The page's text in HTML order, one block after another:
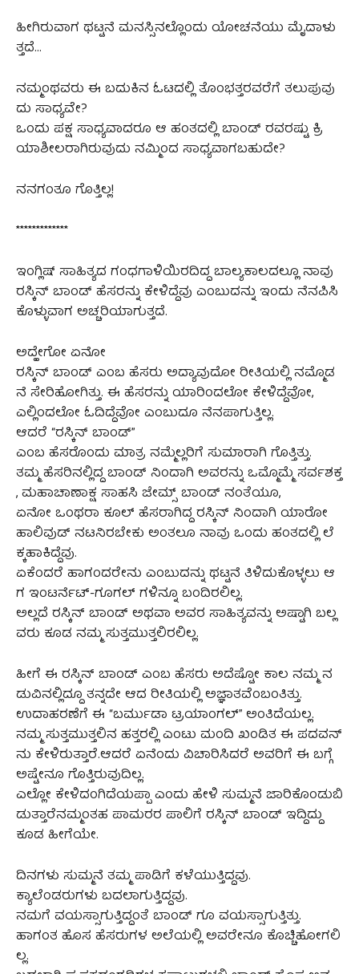
ಹೀಗಿರುವಾಗ ಥಟ್ಟನೆ ಮನಸ್ಸಿನಲ್ಲೊಂದು ಯೋಚನೆಯು ಮೈದಾಳು
ತ್ತದೆ…
ನಮ್ಮಂಥವರು ಈ ಬದುಕಿನ ಓಟದಲ್ಲಿ ತೊಂಭತ್ತರವರೆಗೆ ತಲುಪುವು
ದು ಸಾಧ್ಯವೇ?
ಒಂದು ಪಕ್ಷ ಸಾಧ್ಯವಾದರೂ ಆ ಹಂತದಲ್ಲಿ ಬಾಂಡ್ ರವರಷ್ಟು ಕ್ರಿ
ಯಾಶೀಲರಾಗಿರುವುದು ನಮ್ಮಿಂದ ಸಾಧ್ಯವಾಗಬಹುದೇ?
ನನಗಂತೂ ಗೊತ್ತಿಲ್ಲ!
*************
ಇಂಗ್ಲಿಷ್ ಸಾಹಿತ್ಯದ ಗಂಧಗಾಳಿಯಿರದಿದ್ದ ಬಾಲ್ಯಕಾಲದಲ್ಲೂ ನಾವು
ರಸ್ಕಿನ್ ಬಾಂಡ್ ಹೆಸರನ್ನು ಕೇಳಿದ್ದೆವು ಎಂಬುದನ್ನು ಇಂದು ನೆನಪಿಸಿ
ಕೊಳ್ಳುವಾಗ ಅಚ್ಚರಿಯಾಗುತ್ತದೆ.
ಅದ್ಹೇಗೋ ಏನೋ
ರಸ್ಕಿನ್ ಬಾಂಡ್ ಎಂಬ ಹೆಸರು ಅದ್ಯಾವುದೋ ರೀತಿಯಲ್ಲಿ ನಮ್ಮೊಡ
ನೆ ಸೇರಿಹೋಗಿತ್ತು. ಈ ಹೆಸರನ್ನು ಯಾರಿಂದಲೋ ಕೇಳಿದ್ದೆವೋ,
ಎಲ್ಲಿಂದಲೋ ಓದಿದ್ದೆವೋ ಎಂಬುದೂ ನೆನಪಾಗುತ್ತಿಲ್ಲ.
ಆದರೆ “ರಸ್ಕಿನ್ ಬಾಂಡ್”
ಎಂಬ ಹೆಸರೊಂದು ಮಾತ್ರ ನಮ್ಮೆಲ್ಲರಿಗೆ ಸುಮಾರಾಗಿ ಗೊತ್ತಿತ್ತು.
ತಮ್ಮ ಹೆಸರಿನಲ್ಲಿದ್ದ ಬಾಂಡ್ ನಿಂದಾಗಿ ಅವರನ್ನು ಒಮ್ಮೊಮ್ಮೆ ಸರ್ವಶಕ್ತ
, ಮಹಾಚಾಣಾಕ್ಷ ಸಾಹಸಿ ಜೇಮ್ಸ್ ಬಾಂಡ್ ನಂತೆಯೂ,
ಏನೋ ಒಂಥರಾ ಕೂಲ್ ಹೆಸರಾಗಿದ್ದ ರಸ್ಕಿನ್ ನಿಂದಾಗಿ ಯಾರೋ
ಹಾಲಿವುಡ್ ನಟನಿರಬೇಕು ಅಂತಲೂ ನಾವು ಒಂದು ಹಂತದಲ್ಲಿ ಲೆ
ಕ್ಕಹಾಕಿದ್ದೆವು.
ಏಕೆಂದರೆ ಹಾಗಂದರೇನು ಎಂಬುದನ್ನು ಥಟ್ಟನೆ ತಿಳಿದುಕೊಳ್ಳಲು ಆ
ಗ ಇಂಟರ್ನೆಟ್-ಗೂಗಲ್ ಗಳಿನ್ನೂ ಬಂದಿರಲಿಲ್ಲ.
ಅಲ್ಲದೆ ರಸ್ಕಿನ್ ಬಾಂಡ್ ಅಥವಾ ಅವರ ಸಾಹಿತ್ಯವನ್ನು ಅಷ್ಟಾಗಿ ಬಲ್ಲ
ವರು ಕೂಡ ನಮ್ಮ ಸುತ್ತಮುತ್ತಲಿರಲಿಲ್ಲ.
ಹೀಗೆ ಈ ರಸ್ಕಿನ್ ಬಾಂಡ್ ಎಂಬ ಹೆಸರು ಅದೆಷ್ಟೋ ಕಾಲ ನಮ್ಮ ನ
ಡುವಿನಲ್ಲಿದ್ದೂ ತನ್ನದೇ ಆದ ರೀತಿಯಲ್ಲಿ ಅಜ್ಞಾತವೆಂಬಂತಿತ್ತು.
ಉದಾಹರಣೆಗೆ ಈ “ಬರ್ಮುಡಾ ಟ್ರಯಾಂಗಲ್” ಅಂತಿದೆಯಲ್ಲ.
ನಮ್ಮ ಸುತ್ತಮುತ್ತಲಿನ ಹತ್ತರಲ್ಲಿ ಎಂಟು ಮಂದಿ ಖಂಡಿತ ಈ ಪದವನ್
ನು ಕೇಳಿರುತ್ತಾರೆ.ಆದರೆ ಏನೆಂದು ವಿಚಾರಿಸಿದರೆ ಅವರಿಗೆ ಈ ಬಗ್ಗೆ
ಅಷ್ಟೇನೂ ಗೊತ್ತಿರುವುದಿಲ್ಲ.
ಎಲ್ಲೋ ಕೇಳಿದಂಗಿದೆಯಪ್ಪಾ ಎಂದು ಹೇಳಿ ಸುಮ್ಮನೆ ಜಾರಿಕೊಂಡುಬಿ
ಡುತ್ತಾರೆನಮ್ಮಂತಹ ಪಾಮರರ ಪಾಲಿಗೆ ರಸ್ಕಿನ್ ಬಾಂಡ್ ಇದ್ದಿದ್ದು
ಕೂಡ ಹೀಗೆಯೇ.
ದಿನಗಳು ಸುಮ್ಮನೆ ತಮ್ಮ ಪಾಡಿಗೆ ಕಳೆಯುತ್ತಿದ್ದವು.
ಕ್ಯಾಲೆಂಡರುಗಳು ಬದಲಾಗುತ್ತಿದ್ದವು.
ನಮಗೆ ವಯಸ್ಸಾಗುತ್ತಿದ್ದಂತೆ ಬಾಂಡ್ ಗೂ ವಯಸ್ಸಾಗುತ್ತಿತ್ತು.
ಹಾಗಂತ ಹೊಸ ಹೆಸರುಗಳ ಅಲೆಯಲ್ಲಿ ಅವರೇನೂ ಕೊಚ್ಚಿಹೋಗಲಿ
ಲ್ಲ.